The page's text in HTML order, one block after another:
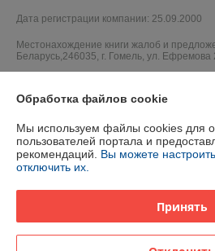
Дата регистрации компании: 25.09.2000
Местонахождение книги жалоб и
Беларусь,246035, г. Гомель, ул. Ефремова
Обработка файлов cookie
Мы используем файлы cookies для
пользователей портала и
рекомендаций. Вы можете
отключить их.
Принять